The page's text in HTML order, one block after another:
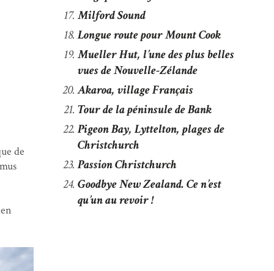
de
Milford Sound
Longue route pour Mount Cook
Mueller Hut, l’une des plus belles
vues de Nouvelle-Zélande
Akaroa, village Français
Tour de la péninsule de Bank
Pigeon Bay, Lyttelton, plages de
Christchurch
Passion Christchurch
Goodbye New Zealand. Ce n’est
qu’un au revoir !